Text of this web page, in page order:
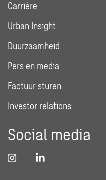
Carrière
Urban Insight
Duurzaamheid
Pers en media
Factuur sturen
Investor relations
Social media